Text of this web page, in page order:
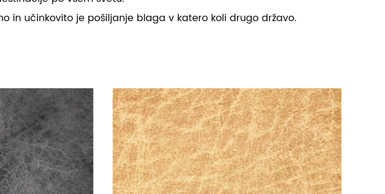
in učinkovito je pošiljanje blaga v katero koli drugo državo.